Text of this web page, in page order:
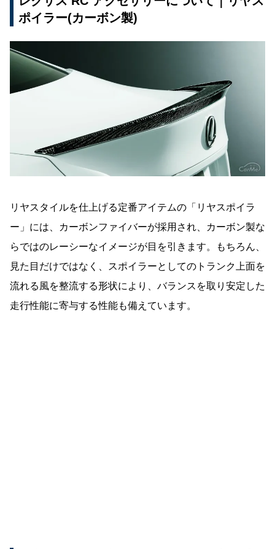
ポイラー(カーボン製)
リヤスタイルを仕上げる定番アイテムの「リヤスポイラ
ー」には、カーボンファイバーが採用され、カーボン製な
らではのレーシーなイメージが目を引きます。もちろん、
見た目だけではなく、スポイラーとしてのトランク上面を
流れる風を整流する形状により、バランスを取り安定した
走行性能に寄与する性能も備えています。